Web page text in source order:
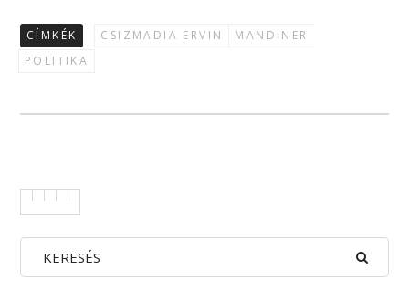
CÍMKÉK CSIZMADIA ERVIN
MANDINER
POLITIKA